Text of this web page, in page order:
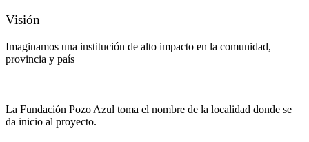
Visión
Imaginamos una institución de alto impacto en la comunidad,
provincia y país
La Fundación Pozo Azul toma el nombre de la localidad donde se
da inicio al proyecto.